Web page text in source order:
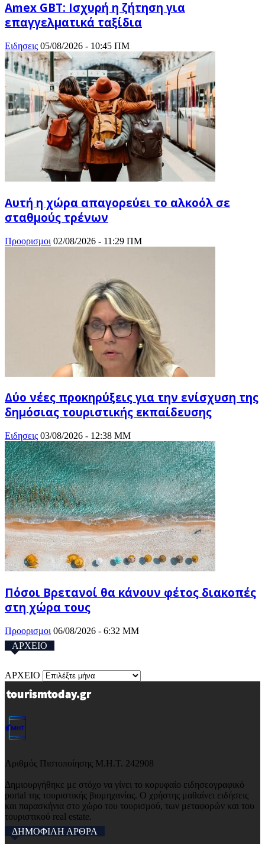
Amex GBT: Ισχυρή η ζήτηση για
επαγγελματικά ταξίδια
Ειδησεις 05/08/2026 - 10:45 ΠΜ
Αυτή η χώρα απαγορεύει το αλκοόλ σε
σταθμούς τρένων
Προορισμοι 02/08/2026 - 11:29 ΠΜ
Δύο νέες προκηρύξεις για την ενίσχυση της
δημόσιας τουριστικής εκπαίδευσης
Ειδησεις 03/08/2026 - 12:38 ΜΜ
Πόσοι Βρετανοί θα κάνουν φέτος διακοπές
στη χώρα τους
Προορισμοι 06/08/2026 - 6:32 ΜΜ
ΑΡΧΕΙΟ
ΑΡΧΕΙΟ
Αριθμός Πιστοποίησης Μ.Η.Τ. 242908
Δημιουργήθηκε με στόχο να γίνει το κορυφαίο ειδησεογραφικό
portal της τουριστικής βιομηχανίας. Ο χρήστης μαθαίνει ειδήσεις
και παρασκήνια στο χώρο του τουρισμού, των μεταφορών και του
τουριστικού real estate.
ΔΗΜΟΦΙΛΗ ΑΡΘΡΑ